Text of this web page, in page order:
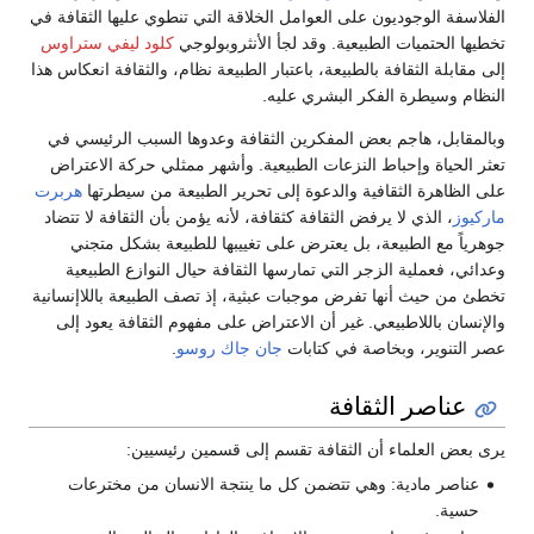
الفلاسفة الوجوديون على العوامل الخلاقة التي تنطوي عليها الثقافة في
تخطيها الحتميات الطبيعية. وقد لجأ الأنثروبولوجي كلود ليفي ستراوس
إلى مقابلة الثقافة بالطبيعة، باعتبار الطبيعة نظام، والثقافة انعكاس هذا
النظام وسيطرة الفكر البشري عليه.
وبالمقابل، هاجم بعض المفكرين الثقافة وعدوها السبب الرئيسي في
تعثر الحياة وإحباط النزعات الطبيعية. وأشهر ممثلي حركة الاعتراض
على الظاهرة الثقافية والدعوة إلى تحرير الطبيعة من سيطرتها هربرت
ماركيوز ، الذي لا يرفض الثقافة كثقافة، لأنه يؤمن بأن الثقافة لا تتضاد
جوهرياً مع الطبيعة، بل يعترض على تغييبها للطبيعة بشكل متجني
وعدائي، فعملية الزجر التي تمارسها الثقافة حيال النوازع الطبيعية
تخطئ من حيث أنها تفرض موجبات عبثية، إذ تصف الطبيعة باللاإنسانية
والإنسان باللاطبيعي. غير أن الاعتراض على مفهوم الثقافة يعود إلى
عصر التنوير، وبخاصة في كتابات جان جاك روسو.
عناصر الثقافة
يرى بعض العلماء أن الثقافة تقسم إلى قسمين رئيسيين:
عناصر مادية: وهي تتضمن كل ما ينتجة الانسان من مخترعات
حسية.